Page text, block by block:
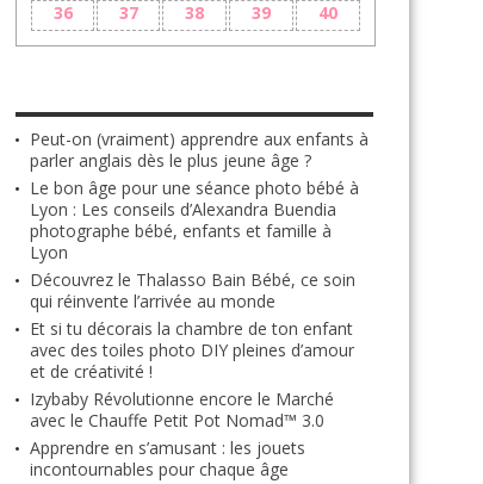
36
37 38 39 40
Peut-on (vraiment) apprendre aux enfants à
parler anglais dès le plus jeune âge ?
Le bon âge pour une séance photo bébé à
Lyon : Les conseils d’Alexandra Buendia
photographe bébé, enfants et famille à
Lyon
Découvrez le Thalasso Bain Bébé, ce soin
qui réinvente l’arrivée au monde
Et si tu décorais la chambre de ton enfant
avec des toiles photo DIY pleines d’amour
et de créativité !
Izybaby Révolutionne encore le Marché
avec le Chauffe Petit Pot Nomad™ 3.0
Apprendre en s’amusant : les jouets
incontournables pour chaque âge